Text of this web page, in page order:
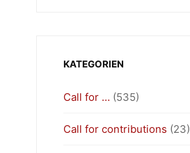
KATEGORIEN
Call for … (535)
Call for contributions (23)